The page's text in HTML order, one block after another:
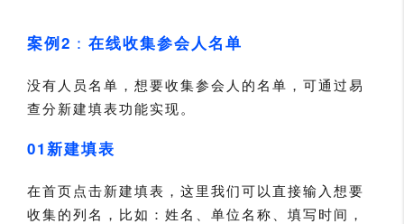
案例2 ： 在线收集参会人名单
没有人员名单，想要收集参会人的名单，可通过易
查分新建填表功能实现。
01新建填表
在首页点击新建填表，这里我们可以直接输入想要
收集的列名，比如： 姓名、 单位名称、填写时间，